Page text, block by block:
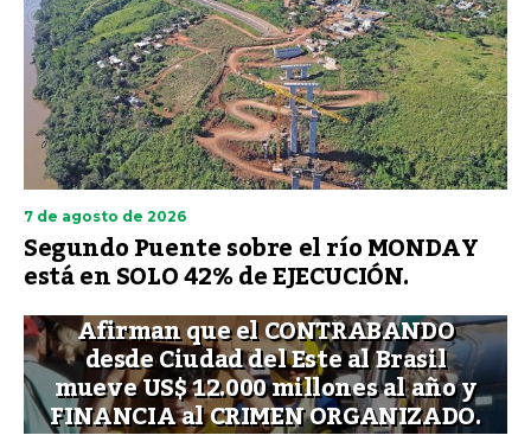
7 de agosto de 2026
Segundo Puente sobre el río MONDAY
está en SOLO 42% de EJECUCIÓN.
Afirman que el CONTRABANDO
desde Ciudad del Este al Brasil
mueve US$ 12.000 millones al año y
FINANCIA al CRIMEN ORGANIZADO.